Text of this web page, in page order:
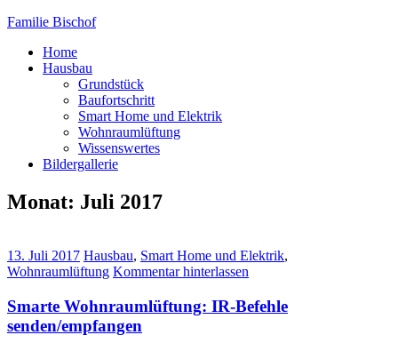
Familie Bischof
Home
Hausbau
Grundstück
Baufortschritt
Smart Home und Elektrik
Wohnraumlüftung
Wissenswertes
Bildergallerie
Monat: Juli 2017
13. Juli 2017 Hausbau, Smart Home und Elektrik,
Wohnraumlüftung Kommentar hinterlassen
Smarte Wohnraumlüftung: IR-Befehle
senden/empfangen